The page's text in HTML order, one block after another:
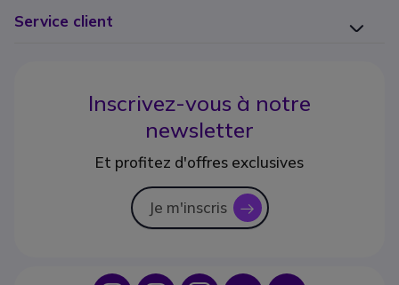
Service client
Inscrivez-vous à notre
newsletter
Et profitez d'offres exclusives
Je m'inscris icon